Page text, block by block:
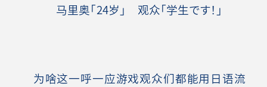
马里奥「24岁」 观众「学生です！」
为啥这一呼一应游戏观众们都能用日语流